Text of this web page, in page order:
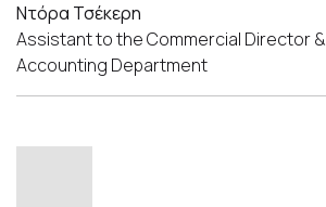
Ντόρα Τσέκερη
Assistant to the Commercial Director &
Accounting Department